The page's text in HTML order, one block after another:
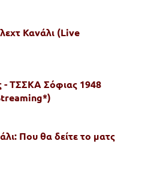
Κανάλι (Live
- ΤΣΣΚΑ Σόφιας 1948
Που θα δείτε το ματς